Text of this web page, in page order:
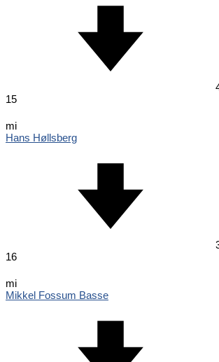
15
mi
Hans Høllsberg
16
mi
Mikkel Fossum Basse